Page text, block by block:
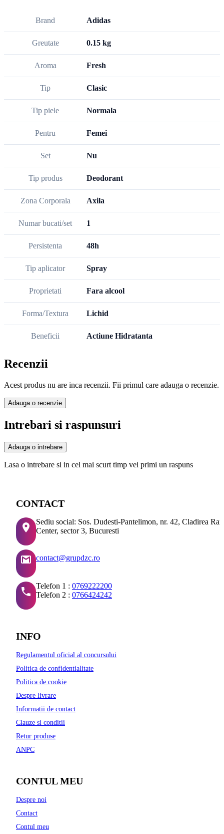
Brand Adidas
Greutate 0.15 kg
Aroma Fresh
Tip Clasic
Tip piele Normala
Pentru Femei
Set Nu
Tip produs Deodorant
Zona Corporala Axila
Numar bucati/set 1
Persistenta 48h
Tip aplicator Spray
Proprietati Fara alcool
Forma/Textura Lichid
Beneficii Actiune Hidratanta
Recenzii
Acest produs nu are inca recenzii. Fii primul care adauga o recenzie.
Adauga o recenzie
Intrebari si raspunsuri
Adauga o intrebare
Lasa o intrebare si in cel mai scurt timp vei primi un raspuns
CONTACT
Sediu social: Sos. Dudesti-Pantelimon, nr. 42, Cladirea
Center, sector 3, Bucuresti
contact@grupdzc.ro
Telefon 1 : 0769222200
Telefon 2 : 0766424242
INFO
Regulamentul oficial al concursului
Politica de confidentialitate
Politica de cookie
Despre livrare
Informatii de contact
Clauze si conditii
Retur produse
ANPC
CONTUL MEU
Despre noi
Contact
Contul meu